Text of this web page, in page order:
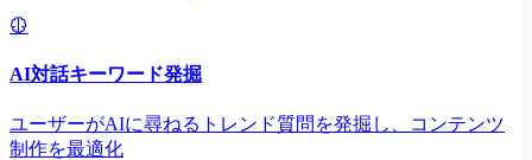
AI対話キーワード発掘
ユーザーがAIに尋ねるトレンド質問を発掘し、コンテンツ
制作を最適化